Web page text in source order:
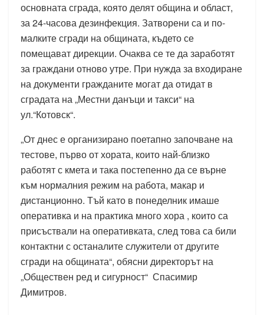
основната сграда, която делят община и област,
за 24-часова дезинфекция. Затворени са и по-
малките сгради на общината, където се
помещават дирекции. Очаква се те да заработят
за граждани отново утре. При нужда за входиране
на документи гражданите могат да отидат в
сградата на „Местни данъци и такси“ на
ул.“Котовск“.
„От днес е организирано поетапно започване на
тестове, първо от хората, които най-близко
работят с кмета и така постепенно да се върне
към нормалния режим на работа, макар и
дистанционно. Тъй като в понеделник имаше
оперативка и на практика много хора , които са
присъствали на оперативката, след това са били
контактни с останалите служители от другите
сгради на общината“, обясни директорът на
„Обществен ред и сигурност“ Спасимир
Димитров.